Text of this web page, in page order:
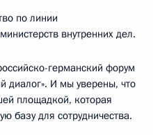
по линии
внутренних дел.
германский форум
диалог». И мы уверены, что
площадкой, которая
базу для сотрудничества.